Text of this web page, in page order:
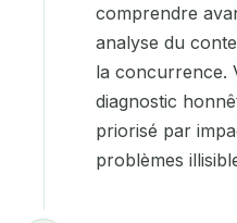
comprendre
analyse du
la concurrence.
diagnostic
priorisé par
problèmes